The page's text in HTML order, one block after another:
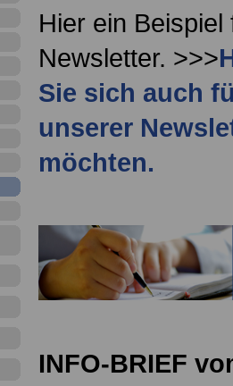
Hier ein
Newsletter. >>>
Sie sich auch
unserer
möchten.
INFO-BRIEF